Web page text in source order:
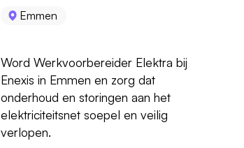
Emmen
Word Werkvoorbereider Elektra bij
Enexis in Emmen en zorg dat
onderhoud en storingen aan het
elektriciteitsnet soepel en veilig
verlopen.